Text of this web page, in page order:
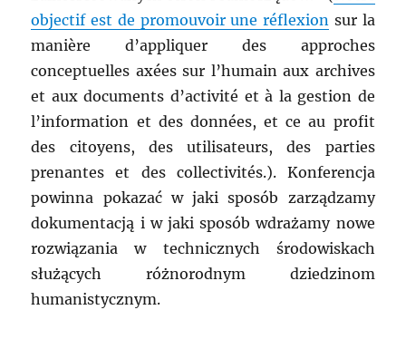
objectif est de promouvoir une réflexion sur la
manière d’appliquer des approches
conceptuelles axées sur l’humain aux archives
et aux documents d’activité et à la gestion de
l’information et des données, et ce au profit
des citoyens, des utilisateurs, des parties
prenantes et des collectivités.). Konferencja
powinna pokazać w jaki sposób zarządzamy
dokumentacją i w jaki sposób wdrażamy nowe
rozwiązania w technicznych środowiskach
służących różnorodnym dziedzinom
humanistycznym.